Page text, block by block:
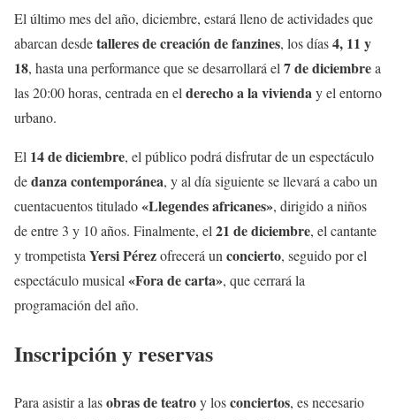
El último mes del año, diciembre, estará lleno de actividades que
abarcan desdetalleres de creación de fanzines, los días4, 11 y
18, hasta una performance que se desarrollará el 7 de diciembrea
las 20:00 horas, centrada en el derecho a la vivienday el entorno
urbano.
El 14 de diciembre, el público podrá disfrutar de un espectáculo
dedanza contemporánea, y al día siguiente se llevará a cabo un
cuentacuentos titulado«Llegendes africanes», dirigido a niños
de entre 3 y 10 años. Finalmente, el 21 de diciembre, el cantante
y trompetista Yersi Pérezofrecerá un concierto, seguido por el
espectáculo musical «Fora de carta», que cerrará la
programación del año.
Inscripción y reservas
Para asistir a lasobras de teatroy losconciertos, es necesario